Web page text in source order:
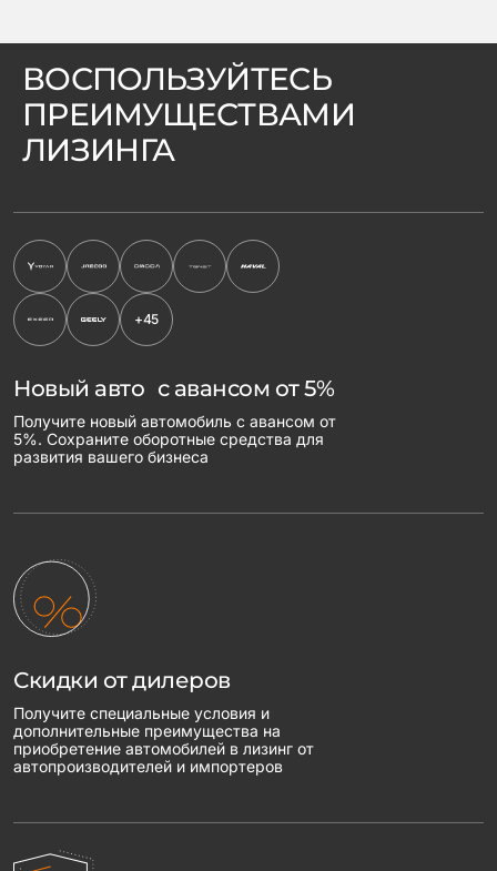
ВОСПОЛЬЗУЙТЕСЬ
ПРЕИМУЩЕСТВАМИ
ЛИЗИНГА
+45
Новый авто с авансом от 5%
Получите новый автомобиль с авансом от
5%. Сохраните оборотные средства для
развития вашего бизнеса
Скидки от дилеров
Получите специальные условия и
дополнительные преимущества на
приобретение автомобилей в лизинг от
автопроизводителей и импортеров